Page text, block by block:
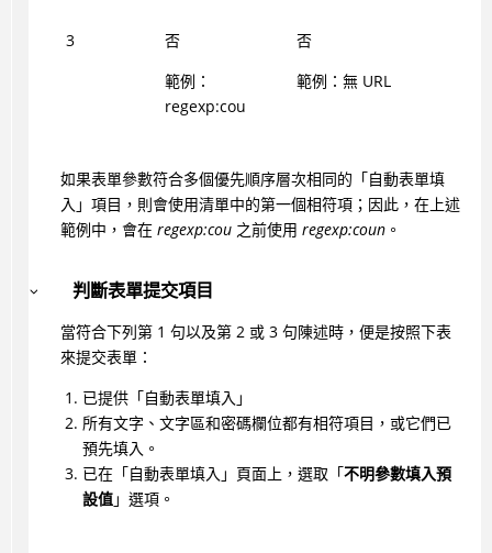
3
否
範例：
regexp:cou
否
範例：無 URL
如果表單參數符合多個優先順序層次相同的「自動表單填
入」項目，則會使用清單中的第一個相符項；因此，在上述
範例中，會在 regexp:cou之前使用 regexp:coun。
判斷表單提交項目
當符合下列第 1 句以及第 2 或 3 句陳述時，便是按照下表
來提交表單：
已提供「自動表單填入」
所有文字、文字區和密碼欄位都有相符項目，或它們已
預先填入。
已在「自動表單填入」頁面上，選取「不明參數填入預
設值」選項。